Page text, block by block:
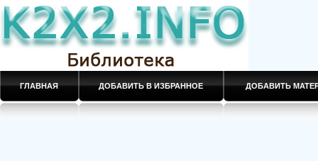
ГЛАВНАЯ ДОБАВИТЬ В ИЗБРАННОЕ ДОБАВИТЬ